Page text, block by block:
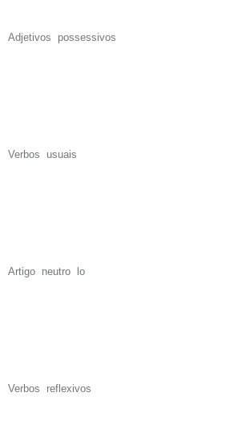
Adjetivos possessivos
Verbos usuais
Artigo neutro lo
Verbos reflexivos